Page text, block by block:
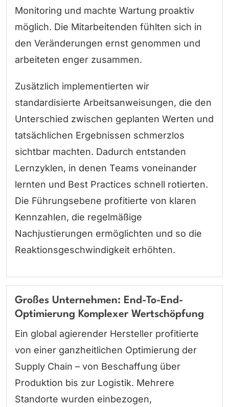
Monitoring und machte Wartung proaktiv
möglich. Die Mitarbeitenden fühlten sich in
den Veränderungen ernst genommen und
arbeiteten enger zusammen.
Zusätzlich implementierten wir
standardisierte Arbeitsanweisungen, die den
Unterschied zwischen geplanten Werten und
tatsächlichen Ergebnissen schmerzlos
sichtbar machten. Dadurch entstanden
Lernzyklen, in denen Teams voneinander
lernten und Best Practices schnell rotierten.
Die Führungsebene profitierte von klaren
Kennzahlen, die regelmäßige
Nachjustierungen ermöglichten und so die
Reaktionsgeschwindigkeit erhöhten.
Großes Unternehmen: End-To-End-
Optimierung Komplexer Wertschöpfung
Ein global agierender Hersteller profitierte
von einer ganzheitlichen Optimierung der
Supply Chain – von Beschaffung über
Produktion bis zur Logistik. Mehrere
Standorte wurden einbezogen,